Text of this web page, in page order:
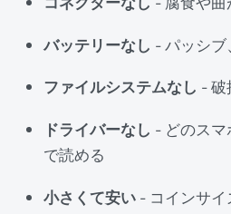
バッテリーなし - パッシ
ファイルシステムなし -
ドライバーなし - どのスマ
で読める
小さくて安い- コインサ